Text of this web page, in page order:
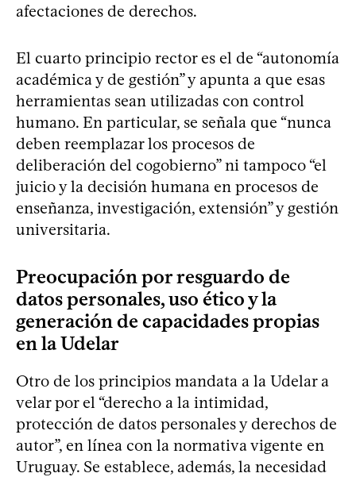
afectaciones de derechos.
El cuarto principio rector es el de “autonomía
académica y de gestión” y apunta a que esas
herramientas sean utilizadas con control
humano. En particular, se señala que “nunca
deben reemplazar los procesos de
deliberación del cogobierno” ni tampoco “el
juicio y la decisión humana en procesos de
enseñanza, investigación, extensión” y gestión
universitaria.
Preocupación por resguardo de
datos personales, uso ético y la
generación de capacidades propias
en la Udelar
Otro de los principios mandata a la Udelar a
velar por el “derecho a la intimidad,
protección de datos personales y derechos de
autor”, en línea con la normativa vigente en
Uruguay. Se establece, además, la necesidad